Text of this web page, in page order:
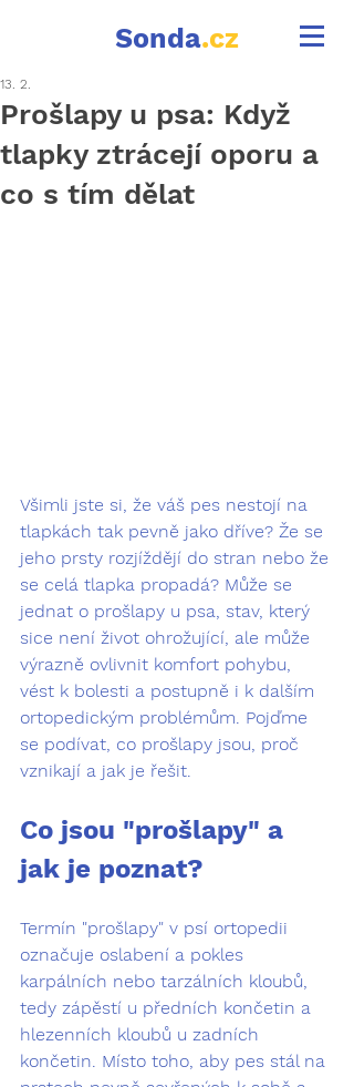
Sonda.cz
Prošlapy u psa: Když
tlapky ztrácejí oporu a
co s tím dělat
13. 2.
Všimli jste si, že váš pes nestojí na
tlapkách tak pevně jako dříve? Že se
jeho prsty rozjíždějí do stran nebo že
se celá tlapka propadá? Může se
jednat o prošlapy u psa, stav, který
sice není život ohrožující, ale může
výrazně ovlivnit komfort pohybu,
vést k bolesti a postupně i k dalším
ortopedickým problémům. Pojďme
se podívat, co prošlapy jsou, proč
vznikají a jak je řešit.
Co jsou "prošlapy" a
jak je poznat?
Termín "prošlapy" v psí ortopedii
označuje oslabení a pokles
karpálních nebo tarzálních kloubů,
tedy zápěstí u předních končetin a
hlezenních kloubů u zadních
končetin. Místo toho, aby pes stál na